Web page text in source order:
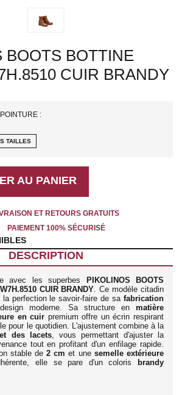
BOOTS BOTTINE
CUIR BRANDY
:
TAILLES
AU PANIER
ET RETOURS GRATUITS
PAIEMENT 100% SÉCURISÉ
DESCRIPTION
avec les superbes PIKOLINOS BOOTS
CUIR BRANDY . Ce modèle citadin
perfection le savoir-faire de sa fabrication
moderne. Sa structure en matière
en cuir premium offre un écrin respirant
pour le quotidien. L'ajustement combine à la
des lacets, vous permettant d'ajuster la
tout en profitant d'un enfilage rapide.
stable de2 cm et une semelle extérieure
elle se pare d'un coloris brandy